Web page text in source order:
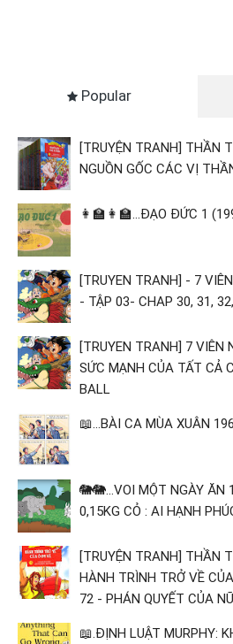
Popular
[TRUYỆN TRANH] THẦN
NGUỒN GỐC CÁC VỊ
👩‍🏫👩‍🏫...ĐẠO ĐỨC 1
[TRUYEN TRANH] - 7
- TẬP 03- CHAP 30, 31,
[TRUYEN TRANH] 7 VIÊN
SỨC MẠNH CỦA TẤT CẢ
BALL
📖...BÀI CA MÙA XUÂN
🐘🐘...VOI MỘT NGÀY ĂN
0,15KG CỎ : AI HẠNH
[TRUYỆN TRANH] THẦN
HÀNH TRÌNH TRỞ VỀ
72 - PHÁN QUYẾT CỦA
📖.ĐỊNH LUẬT MURPHY: